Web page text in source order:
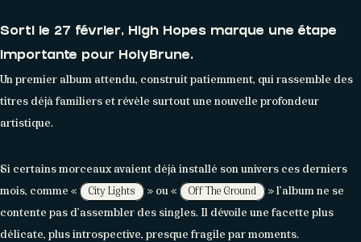
Sorti le 27 février, High Hopes marque une étape
importante pour HolyBrune.
Un premier album attendu, construit patiemment, qui rassemble des
titres déjà familiers et révèle surtout une nouvelle profondeur
artistique.
Si certains morceaux avaient déjà installé son univers ces derniers
mois, comme «
City Lights » ou « Off The Ground
» l’album ne se
contente pas d’assembler des singles. Il dévoile une facette plus
délicate, plus introspective, presque fragile par moments.